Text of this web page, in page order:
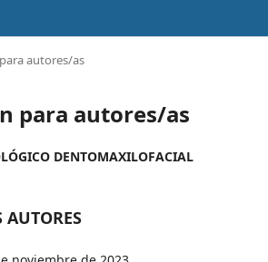
autores/as
para autores/as
DENTOMAXILOFACIAL
AUTORES